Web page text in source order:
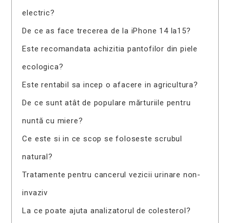
electric?
De ce as face trecerea de la iPhone 14 la15?
Este recomandata achizitia pantofilor din piele
ecologica?
Este rentabil sa incep o afacere in agricultura?
De ce sunt atât de populare mărturiile pentru
nuntă cu miere?
Ce este si in ce scop se foloseste scrubul
natural?
Tratamente pentru cancerul vezicii urinare non-
invaziv
La ce poate ajuta analizatorul de colesterol?